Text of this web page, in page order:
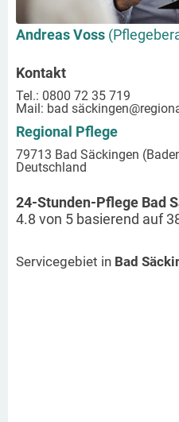
Andreas Voss
Kontakt
Tel.: 0800 72 35 719
Mail: bad säckingen
Regional Pflege
79713 Bad Säckingen
Deutschland
24-Stunden-Pflege Bad
4.8 von 5 basierend auf
Servicegebiet in Bad